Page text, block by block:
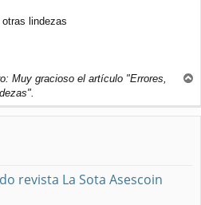
lindezas
Muy gracioso el artículo "Errores,
r
i
revista La Sota Asescoin